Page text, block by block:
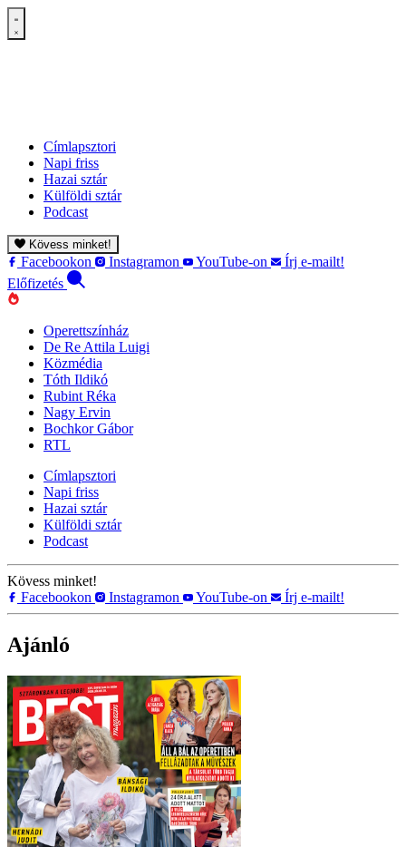
Címlapsztori
Napi friss
Hazai sztár
Külföldi sztár
Podcast
Kövess minket!
Facebookon Instagramon YouTube-on
Írj e-mailt!
Előfizetés
Operettszínház
De Re Attila Luigi
Közmédia
Tóth Ildikó
Rubint Réka
Nagy Ervin
Bochkor Gábor
RTL
Címlapsztori
Napi friss
Hazai sztár
Külföldi sztár
Podcast
Kövess minket!
Facebookon
Instagramon YouTube-on Írj e-mailt!
Ajánló